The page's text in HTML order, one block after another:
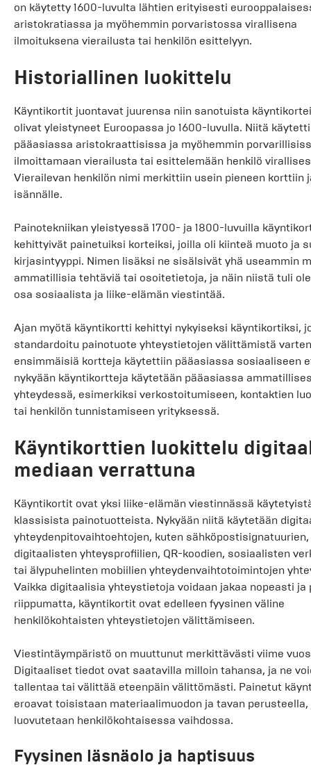
on käytetty 1600-luvulta lähtien erityisesti
aristokratiassa ja myöhemmin porvaristossa virallisena
ilmoituksena vierailusta tai henkilön esittelyyn.
Historiallinen luokittelu
Käyntikortit juontavat juurensa niin sanotuista
olivat yleistyneet Euroopassa jo 1600-luvulla. Niitä
pääasiassa aristokraattisissa ja myöhemmin
ilmoittamaan vierailusta tai esittelemään henkilö
Vierailevan henkilön nimi merkittiin usein pieneen korttiin
isännälle.
Painotekniikan yleistyessä 1700- ja 1800-luvuilla
kehittyivät painetuiksi korteiksi, joilla oli kiinteä muoto ja
kirjasintyyppi. Nimen lisäksi ne sisälsivät yhä useammin
ammatillisia tehtäviä tai osoitetietoja, ja näin niistä tuli
osa sosiaalista ja liike-elämän viestintää.
Ajan myötä käyntikortti kehittyi nykyiseksi käyntikortiksi,
standardoitu painotuote yhteystietojen välittämistä
ensimmäisiä kortteja käytettiin pääasiassa sosiaaliseen
nykyään käyntikortteja käytetään pääasiassa
yhteydessä, esimerkiksi verkostoitumiseen, kontaktien
tai henkilön tunnistamiseen yrityksessä.
Käyntikorttien luokittelu
mediaan verrattuna
Käyntikortit ovat yksi liike-elämän viestinnässä
klassisista painotuotteista. Nykyään niitä käytetään
yhteydenpitovaihtoehtojen, kuten sähköpostisignatuurien,
digitaalisten yhteysprofiilien, QR-koodien, sosiaalisten
tai älypuhelinten mobiilien yhteydenvaihtotoimintojen
Vaikka digitaalisia yhteystietoja voidaan jakaa nopeasti ja
riippumatta, käyntikortit ovat edelleen fyysinen väline
henkilökohtaisten yhteystietojen välittämiseen.
Viestintäympäristö on muuttunut merkittävästi viime
Digitaaliset tiedot ovat saatavilla milloin tahansa, ja ne
tallentaa tai välittää eteenpäin välittömästi. Painetut
eroavat toisistaan materiaalimuodon ja tavan perusteella,
luovutetaan henkilökohtaisessa vaihdossa.
Fyysinen läsnäolo ja haptisuus